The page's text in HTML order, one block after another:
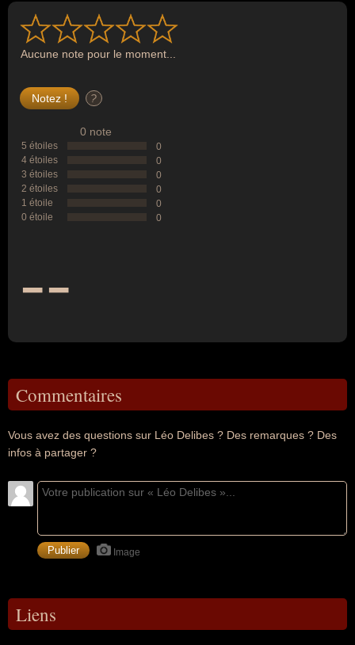
Aucune note pour le moment...
?
0 note
5 étoiles
0
4 étoiles
0
3 étoiles
0
2 étoiles
0
1 étoile
0
0 étoile
0
--
Commentaires
Vous avez des questions sur Léo Delibes ? Des remarques ? Des
infos à partager ?
Image
Liens